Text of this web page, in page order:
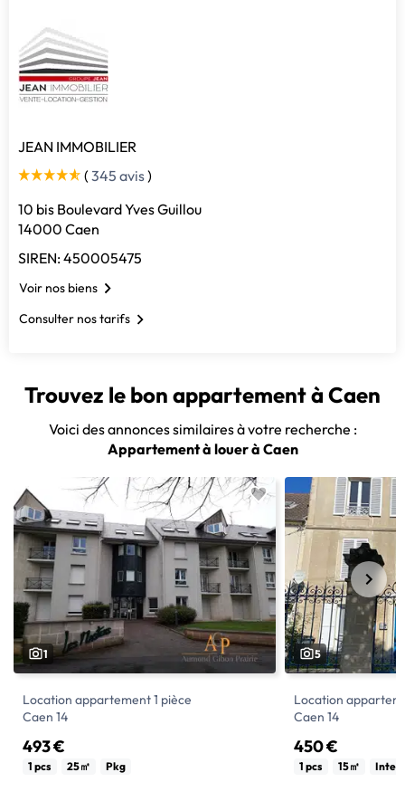
JEAN IMMOBILIER
( 345 avis)
10 bis Boulevard Yves Guillou
14000 Caen
SIREN: 450005475
Voir nos biens
Consulter nos tarifs
Trouvez le bon appartement à Caen
Voici des annonces similaires à votre recherche :
Appartement à louer à Caen
1
Location appartement 1 pièce
Caen 14
493 €
A LOUER - 18 Rue du Petit Clos St Marc
1 pcs 25㎡ Pkg
5
Location
Caen 14
450 €
150 AVENUE
1 pcs 15㎡